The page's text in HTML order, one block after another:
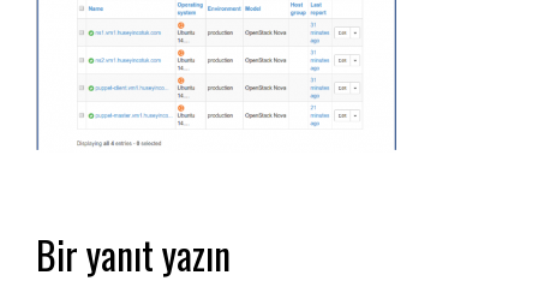
Bir yanıt yazın